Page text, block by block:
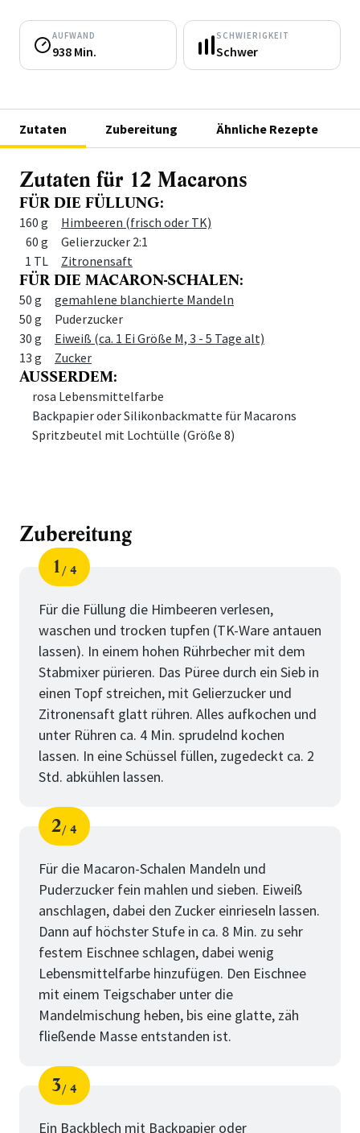
AUFWAND
938 Min.
SCHWIERIGKEIT
Schwer
Zutaten Zubereitung Ähnliche Rezepte
Zutaten für 12 Macarons
FÜR DIE FÜLLUNG:
Menge Zutat
160 g
Himbeeren (frisch oder TK)
60 g
Gelierzucker 2:1
1 TL
Zitronensaft
FÜR DIE MACARON-SCHALEN:
MengeZutat
50 g
gemahlene blanchierte Mandeln
50 g
Puderzucker
30 g
Eiweiß (ca. 1 Ei Größe M, 3 - 5 Tage alt)
13 g
Zucker
AUSSERDEM:
Menge Zutat
rosa Lebensmittelfarbe
Backpapier oder Silikonbackmatte für Macarons
Spritzbeutel mit Lochtülle (Größe 8)
Zubereitung
Schritt
1
von
4
Für die Füllung die Himbeeren verlesen,
waschen und trocken tupfen (TK-Ware antauen
lassen). In einem hohen Rührbecher mit dem
Stabmixer pürieren. Das Püree durch ein Sieb in
einen Topf streichen, mit Gelierzucker und
Zitronensaft glatt rühren. Alles aufkochen und
unter Rühren ca. 4 Min. sprudelnd kochen
lassen. In eine Schüssel füllen, zugedeckt ca. 2
Std. abkühlen lassen.
Schritt
2
von
4
Für die Macaron-Schalen Mandeln und
Puderzucker fein mahlen und sieben. Eiweiß
anschlagen, dabei den Zucker einrieseln lassen.
Dann auf höchster Stufe in ca. 8 Min. zu sehr
festem Eischnee schlagen, dabei wenig
Lebensmittelfarbe hinzufügen. Den Eischnee
mit einem Teigschaber unter die
Mandelmischung heben, bis eine glatte, zäh
fließende Masse entstanden ist.
Schritt
3
von
4
Ein Backblech mit Backpapier oder